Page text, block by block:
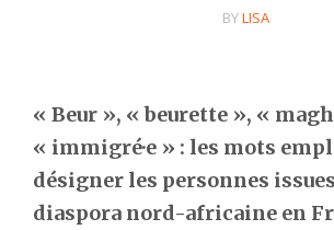
BYLISA
« Beur », « beurette », «
« immigré·e » : les mots
désigner les personnes
diaspora nord-africaine en